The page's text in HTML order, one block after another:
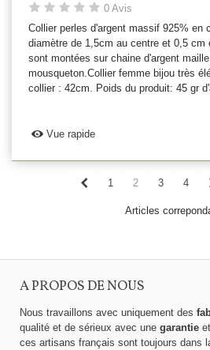
0 Avis
Collier perles d'argent massif 925% en
diamètre de 1,5cm au centre et 0,5 cm
sont montées sur chaine d'argent
mousqueton.Collier femme bijou très
collier : 42cm. Poids du produit: 45 gr
Vue rapide
1 2 3 4
Articles
A PROPOS DE NOUS
Nous travaillons avec uniquement des
qualité et de sérieux avec une garantie
ces artisans français sont toujours dans